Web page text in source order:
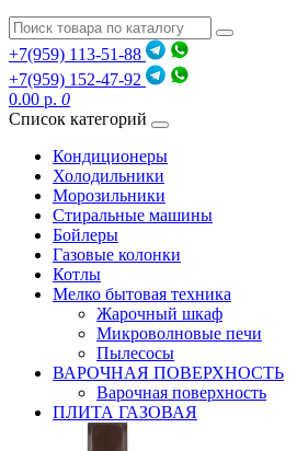
+7(959) 113-51-88
+7(959) 152-47-92
0.00 р. 0
Список категорий
Кондиционеры
Холодильники
Морозильники
Стиральные машины
Бойлеры
Газовые колонки
Котлы
Мелко бытовая техника
Жарочный шкаф
Микроволновые печи
Пылесосы
ВАРОЧНАЯ ПОВЕРХНОСТЬ
Варочная поверхность
ПЛИТА ГАЗОВАЯ